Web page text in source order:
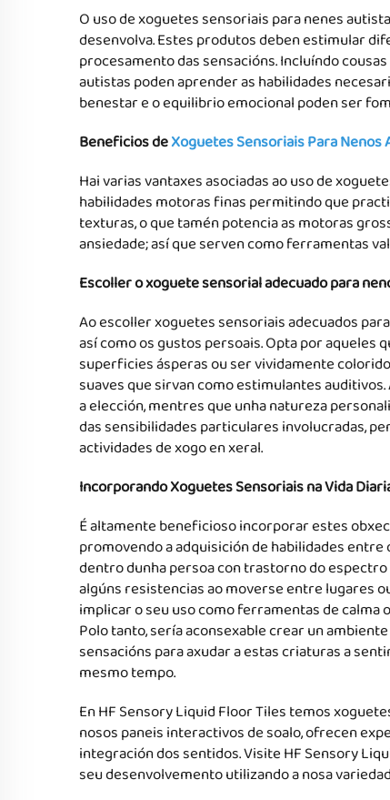
O uso de xoguetes sensoriais para nenes
desenvolva. Estes produtos deben estimular
procesamento das sensacións. Incluíndo
autistas poden aprender as habilidades
benestar e o equilibrio emocional poden ser
Beneficios deXoguetes Sensoriais Para Nenos
Hai varias vantaxes asociadas ao uso de
habilidades motoras finas permitindo que
texturas, o que tamén potencia as motoras
ansiedade; así que serven como ferramentas
Escoller o xoguete sensorial adecuado para
Ao escoller xoguetes sensoriais adecuados
así como os gustos persoais. Opta por
superficies ásperas ou ser vividamente
suaves que sirvan como estimulantes
a elección, mentres que unha natureza
das sensibilidades particulares involucradas,
actividades de xogo en xeral.
Incorporando Xoguetes Sensoriais na Vida
É altamente beneficioso incorporar estes
promovendo a adquisición de habilidades
dentro dunha persoa con trastorno do
algúns resistencias ao moverse entre lugares
implicar o seu uso como ferramentas de
Polo tanto, sería aconsexable crear un
sensacións para axudar a estas criaturas a
mesmo tempo.
En HF Sensory Liquid Floor Tiles temos
nosos paneis interactivos de soalo, ofrecen
integración dos sentidos. Visite HF Sensory
seu desenvolvemento utilizando a nosa